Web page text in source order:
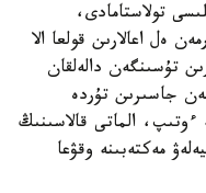
تولاستامادى،
ەل اعالارىن قولعا الا
تۇسىنگەن دالەلقان
جاسىرىن تۇردە
الماتى قالاسىنىڭ
مەكتەبىنە وقۋعا